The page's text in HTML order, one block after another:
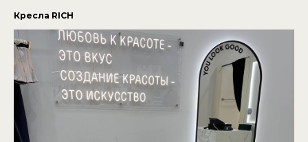
Кресла RICH